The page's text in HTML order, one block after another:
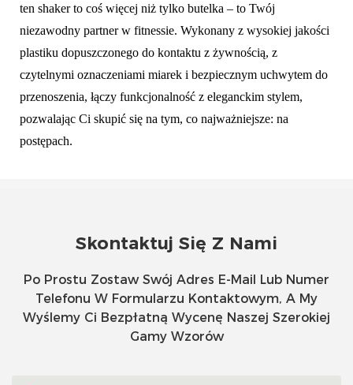
ten shaker to coś więcej niż tylko butelka – to Twój
niezawodny partner w fitnessie. Wykonany z wysokiej jakości
plastiku dopuszczonego do kontaktu z żywnością, z
czytelnymi oznaczeniami miarek i bezpiecznym uchwytem do
przenoszenia, łączy funkcjonalność z eleganckim stylem,
pozwalając Ci skupić się na tym, co najważniejsze: na
postępach.
Skontaktuj Się Z Nami
Po Prostu Zostaw Swój Adres E-Mail Lub Numer
Telefonu W Formularzu Kontaktowym, A My
Wyślemy Ci Bezpłatną Wycenę Naszej Szerokiej
Gamy Wzorów